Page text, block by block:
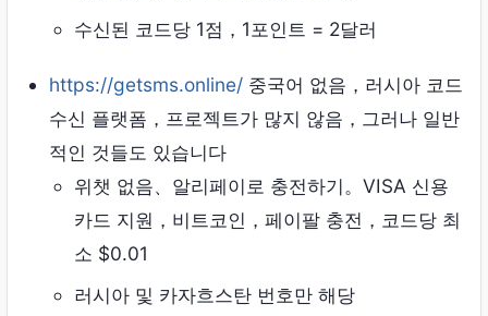
수신된 코드당 1점，1포인트 = 2달러
https://getsms.online/ 중국어 없음，러시아 코드
수신 플랫폼，프로젝트가 많지 않음，그러나 일반
적인 것들도 있습니다
위챗 없음、알리페이로 ​​충전하기。VISA 신용
카드 지원，비트코인，페이팔 충전，코드당 최
소 $0.01
러시아 및 카자흐스탄 번호만 해당